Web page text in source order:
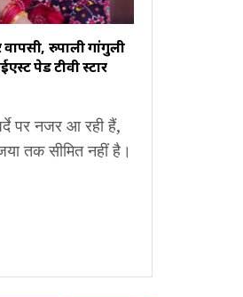
वापसी, रुपाली गांगुली
पेड टीवी स्टार
पर नजर आ रही हैं,
तक सीमित नहीं है।